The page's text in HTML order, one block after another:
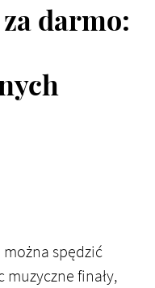
darmo:
spędzić
muzyczne finały,